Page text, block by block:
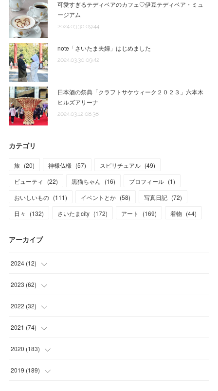
可愛すぎるテディベアのカフェ♡伊豆テディベア・ミュ
ージアム
2024.03.30 09:44
note「さいたま夫婦」はじめました
2024.03.30 09:42
日本酒の祭典「クラフトサケウィーク２０２３」六本木
ヒルズアリーナ
2024.03.12 08:38
カテゴリ
旅 (20) 神様仏様 (57) スピリチュアル (49)
ビューティ
(22) 黒猫ちゃん (16) プロフィール (1)
おいしいもの (111) イベントとか (58) 写真日記 (72)
日々
(132) さいたまcity (172) アート (169) 着物 (44)
アーカイブ
2024 (12)
(1
(1
(3
(3)
2023 (62)
(11 )
(3
(7)
(7)
2022 (32)
(1
(3)
(8)
2021 (74)
(17
(7)
2020 (183)
(17
2019 (189)